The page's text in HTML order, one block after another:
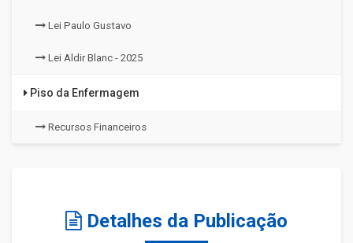
Lei Paulo Gustavo
Lei Aldir Blanc - 2025
Piso da Enfermagem
Recursos Financeiros
Detalhes da Publicação